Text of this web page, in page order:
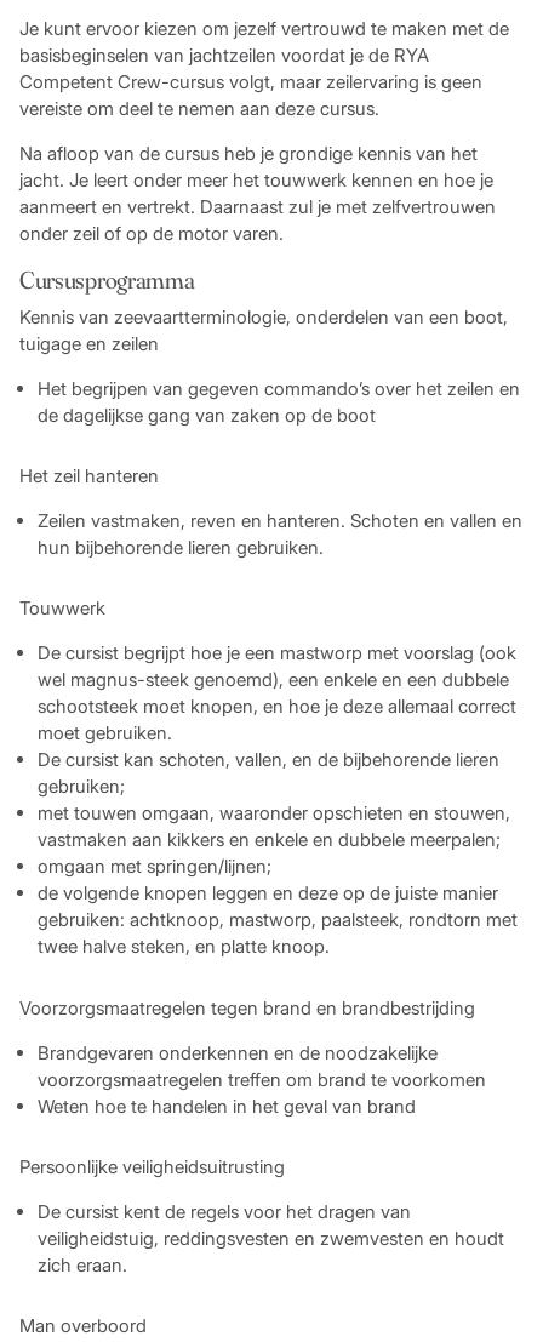
Je kunt ervoor kiezen om jezelf vertrouwd te maken met de
basisbeginselen van jachtzeilen voordat je de RYA
Competent Crew-cursus volgt, maar zeilervaring is geen
vereiste om deel te nemen aan deze cursus.
Na afloop van de cursus heb je grondige kennis van het
jacht. Je leert onder meer het touwwerk kennen en hoe je
aanmeert en vertrekt. Daarnaast zul je met zelfvertrouwen
onder zeil of op de motor varen.
Cursusprogramma
Kennis van zeevaartterminologie, onderdelen van een boot,
tuigage en zeilen
Het begrijpen van gegeven commando’s over het zeilen en
de dagelijkse gang van zaken op de boot
Het zeil hanteren
Zeilen vastmaken, reven en hanteren. Schoten en vallen en
hun bijbehorende lieren gebruiken.
Touwwerk
De cursist begrijpt hoe je een mastworp met voorslag (ook
wel magnus-steek genoemd), een enkele en een dubbele
schootsteek moet knopen, en hoe je deze allemaal correct
moet gebruiken.
De cursist kan schoten, vallen, en de bijbehorende lieren
gebruiken;
met touwen omgaan, waaronder opschieten en stouwen,
vastmaken aan kikkers en enkele en dubbele meerpalen;
omgaan met springen/lijnen;
de volgende knopen leggen en deze op de juiste manier
gebruiken: achtknoop, mastworp, paalsteek, rondtorn met
twee halve steken, en platte knoop.
Voorzorgsmaatregelen tegen brand en brandbestrijding
Brandgevaren onderkennen en de noodzakelijke
voorzorgsmaatregelen treffen om brand te voorkomen
Weten hoe te handelen in het geval van brand
Persoonlijke veiligheidsuitrusting
De cursist kent de regels voor het dragen van
veiligheidstuig, reddingsvesten en zwemvesten en houdt
zich eraan.
Man overboord